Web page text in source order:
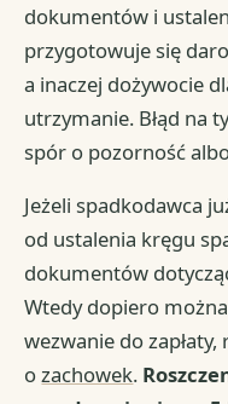
dokumentów i
przygotowuje się
a inaczej dożywocie
utrzymanie. Błąd na
spór o pozorność
Jeżeli spadkodawca
od ustalenia kręgu
dokumentów
Wtedy dopiero
wezwanie do
ozachowek.